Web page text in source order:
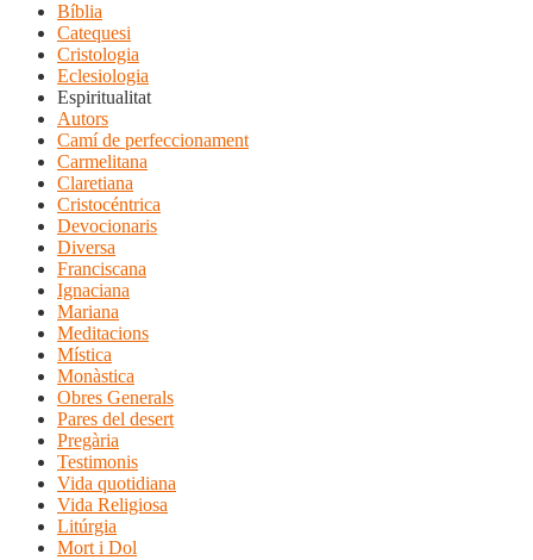
Bíblia
Catequesi
Cristologia
Eclesiologia
Espiritualitat
Autors
Camí de perfeccionament
Carmelitana
Claretiana
Cristocéntrica
Devocionaris
Diversa
Franciscana
Ignaciana
Mariana
Meditacions
Mística
Monàstica
Obres Generals
Pares del desert
Pregària
Testimonis
Vida quotidiana
Vida Religiosa
Litúrgia
Mort i Dol